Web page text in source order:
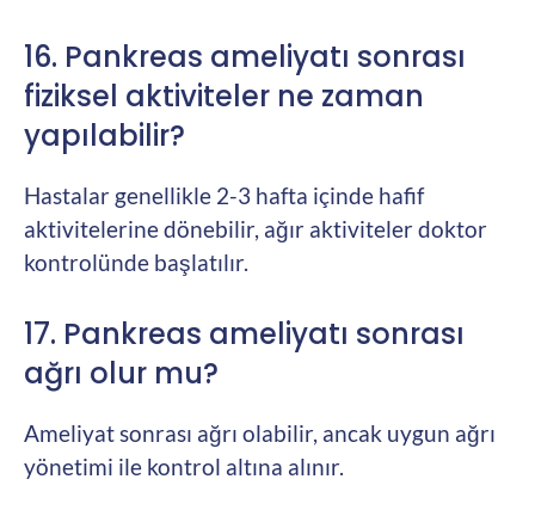
16. Pankreas ameliyatı sonrası
fiziksel aktiviteler ne zaman
yapılabilir?
Hastalar genellikle 2-3 hafta içinde hafif
aktivitelerine dönebilir, ağır aktiviteler doktor
kontrolünde başlatılır.
17. Pankreas ameliyatı sonrası
ağrı olur mu?
Ameliyat sonrası ağrı olabilir, ancak uygun ağrı
yönetimi ile kontrol altına alınır.